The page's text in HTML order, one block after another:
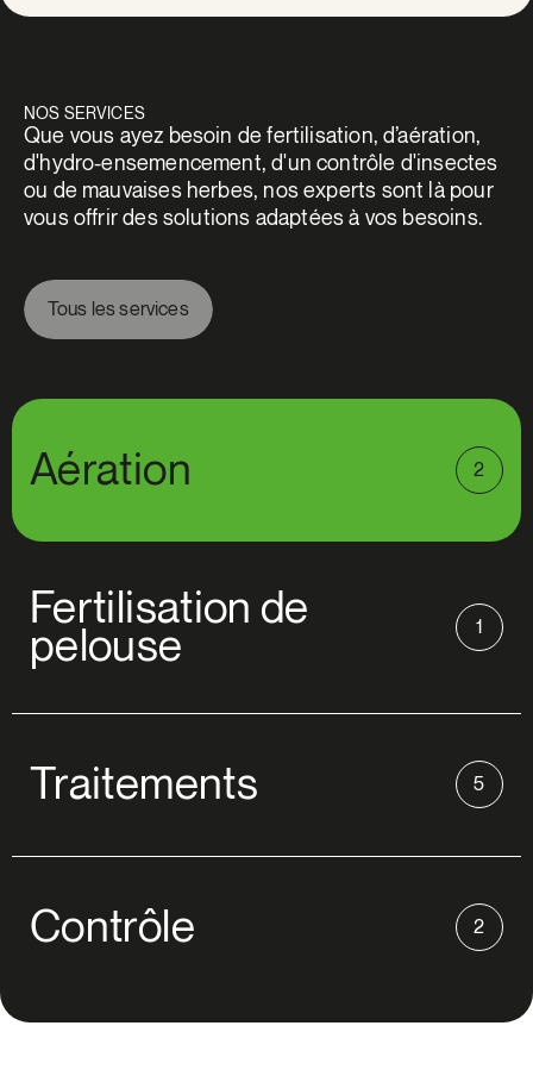
NOS SERVICES
Que vous ayez besoin de fertilisation, d’aération,
d'hydro-ensemencement, d'un contrôle d'insectes
ou de mauvaises herbes, nos experts sont là pour
vous offrir des solutions adaptées à vos besoins.
Tous les services
Aération 2
Tous les services
Fertilisation de
pelouse 1
Traitements 5
Contrôle 2